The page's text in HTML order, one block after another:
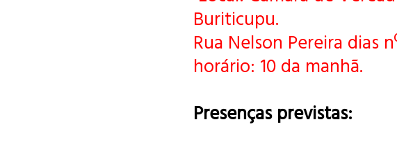
Buriticupu.
Rua Nelson Pereira dias
horário: 10 da manhã.
Presenças previstas: